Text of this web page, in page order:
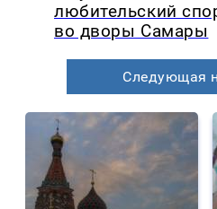
любительский
во дворы Самары
Следующая